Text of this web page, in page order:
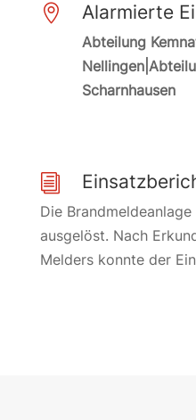
 Alarmierte
Abteilung
Scharnhausen
i
Die
ausgelöst. Nach
Melders konnte der